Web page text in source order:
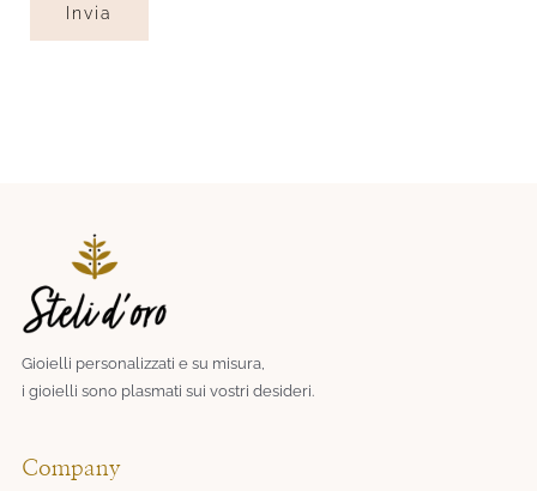
Gioielli personalizzati e su misura,
i gioielli sono plasmati sui vostri desideri.​
Company